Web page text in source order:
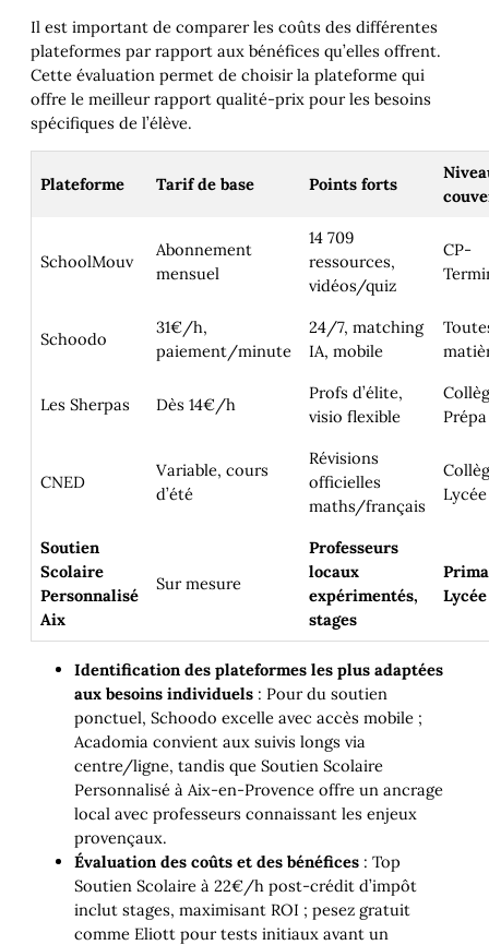
Il est important de comparer les coûts des différentes
plateformes par rapport aux bénéfices qu’elles offrent.
Cette évaluation permet de choisir la plateforme qui
offre le meilleur rapport qualité-prix pour les besoins
spécifiques de l’élève.
Plateforme Tarif de base Points forts
SchoolMouv
Abonnement
mensuel
14 709
ressources,
vidéos/quiz
CP-
Schoodo
31€/h,
paiement/minute
24/7, matching
IA, mobile
Les Sherpas Dès 14€/h
Profs d’élite,
visio flexible
Prépa
CNED
Variable, cours
d’été
Révisions
officielles
maths/français
Lycée
Soutien
Scolaire
Personnalisé
Aix
Sur mesure
Professeurs
locaux
expérimentés,
stages
Lycée
Identification des plateformes les plus adaptées
aux besoins individuels : Pour du soutien
ponctuel, Schoodo excelle avec accès mobile ;
Acadomia convient aux suivis longs via
centre/ligne, tandis que Soutien Scolaire
Personnalisé à Aix-en-Provence offre un ancrage
local avec professeurs connaissant les enjeux
provençaux.
Évaluation des coûts et des bénéfices : Top
Soutien Scolaire à 22€/h post-crédit d’impôt
inclut stages, maximisant ROI ; pesez gratuit
comme Eliott pour tests initiaux avant un